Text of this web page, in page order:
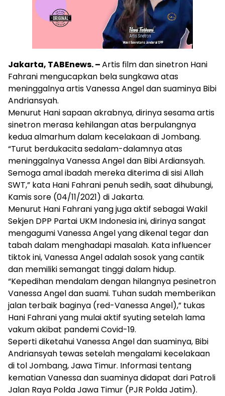
Jakarta, TABEnews. –Artis film dan sinetron Hani
Fahrani mengucapkan bela sungkawa atas
meninggalnya artis Vanessa Angel dan suaminya Bibi
Andriansyah.
Menurut Hani sapaan akrabnya, dirinya sesama artis
sinetron merasa kehilangan atas berpulangnya
kedua almarhum dalam kecelakaan di Jombang.
“Turut berdukacita sedalam-dalamnya atas
meninggalnya Vanessa Angel dan Bibi Ardiansyah.
Semoga amal ibadah mereka diterima di sisi Allah
SWT,” kata Hani Fahrani penuh sedih, saat dihubungi,
Kamis sore (04/11/2021) di Jakarta.
Menurut Hani Fahrani yang juga aktif sebagai Wakil
Sekjen DPP Partai UKM Indonesia ini, dirinya sangat
mengagumi Vanessa Angel yang dikenal tegar dan
tabah dalam menghadapi masalah. Kata influencer
tiktok ini, Vanessa Angel adalah sosok yang cantik
dan memiliki semangat tinggi dalam hidup.
“Kepedihan mendalam dengan hilangnya pesinetron
Vanessa Angel dan suami. Tuhan sudah memberikan
jalan terbaik baginya (red-Vanessa Angel),” tukas
Hani Fahrani yang mulai aktif syuting setelah lama
vakum akibat pandemi Covid-19.
Seperti diketahui Vanessa Angel dan suaminya, Bibi
Andriansyah tewas setelah mengalami kecelakaan
di tol Jombang, Jawa Timur. Informasi tentang
kematian Vanessa dan suaminya didapat dari Patroli
Jalan Raya Polda Jawa Timur (PJR Polda Jatim).